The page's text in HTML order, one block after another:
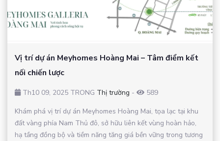
Vị trí dự án Meyhomes Hoàng Mai – Tâm điểm kết
nối chiến lược
Th10 09, 2025 TRONG Thị trường -
589
Khám phá vị trí dự án Meyhomes Hoàng Mai, tọa lạc tại khu
đất vàng phía Nam Thủ đô, sở hữu liên kết vùng hoàn hảo,
hạ tầng đồng bộ và tiềm năng tăng giá bền vững trong tương